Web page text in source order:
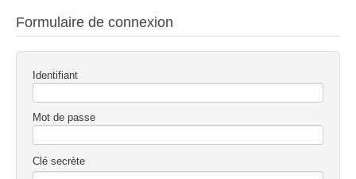
Formulaire de connexion
Identifiant
Mot de passe
Clé secrète